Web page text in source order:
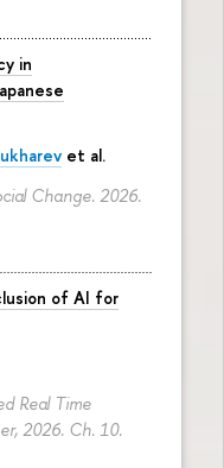
in
et al.
Change. 2026.
of AI for
Real Time
2026. Ch. 10.